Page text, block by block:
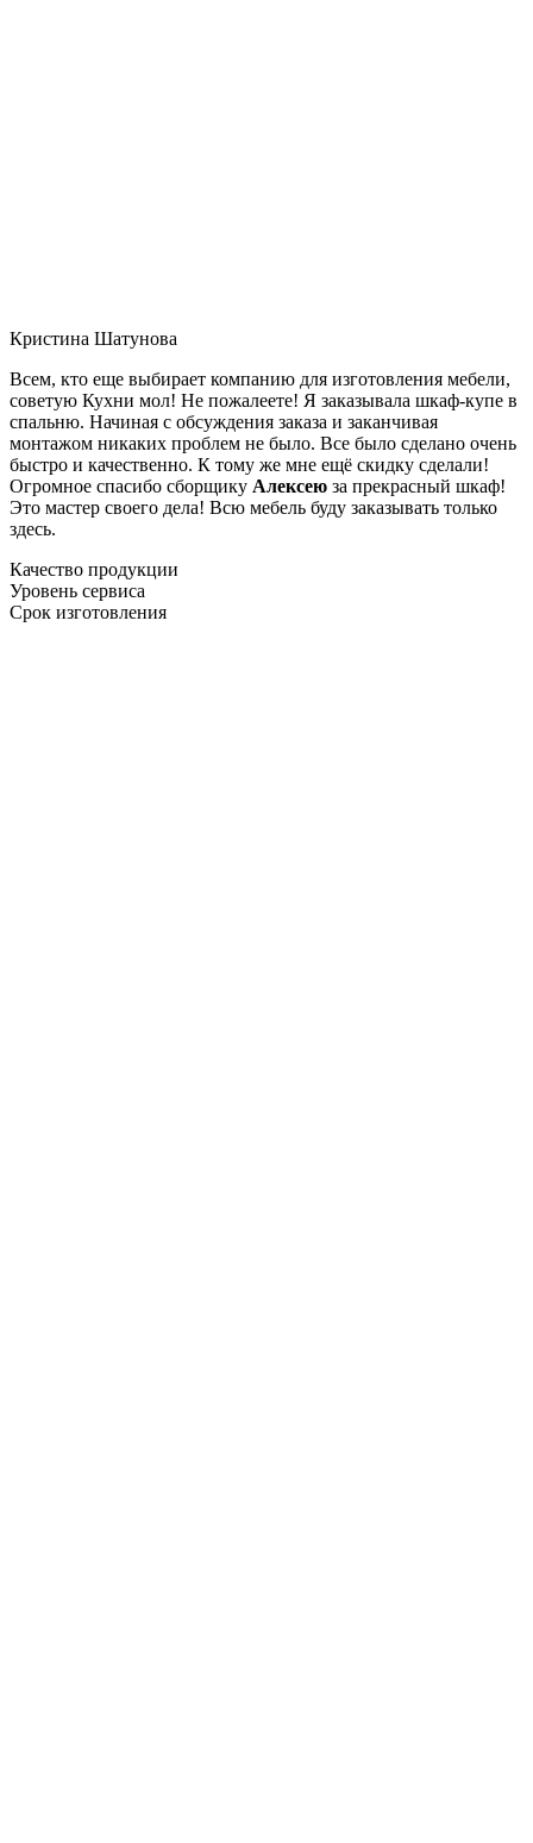
Кристина Шатунова
Всем, кто еще выбирает компанию для изготовления мебели,
советую Кухни мол! Не пожалеете! Я заказывала шкаф-купе в
спальню. Начиная с обсуждения заказа и заканчивая
монтажом никаких проблем не было. Все было сделано очень
быстро и качественно. К тому же мне ещё скидку сделали!
Огромное спасибо сборщику Алексею за прекрасный шкаф!
Это мастер своего дела! Всю мебель буду заказывать только
здесь.
Качество продукции
Уровень сервиса
Срок изготовления